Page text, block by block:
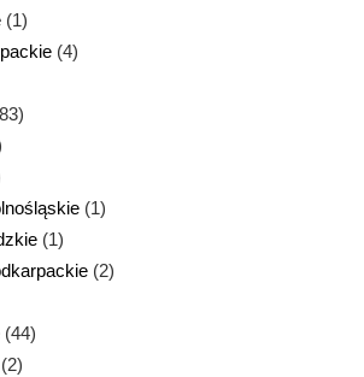
(1)
(4)
(1)
(1)
(2)
(44)
(2)